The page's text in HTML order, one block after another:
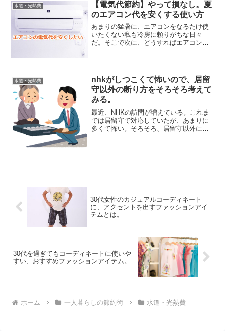
しまのような模様が入って...
水道・光熱費
【電気代節約】やって損なし。夏
のエアコン代を安くする使い方
あまりの猛暑に、エアコンをなるたけ使
いたくない私も冷房に頼りがちな日々
だ。そこで次に、どうすればエアコンの
コンを使えるか、...
水道・光熱費
nhkがしつこくて怖いので、居留
守以外の断り方をそろそろ考えて
みる。
最近、NHKの訪問が増えている。これま
では居留守で対応していたが、あまりに
多くて怖い。そろそろ、居留守以外に訪
30代女性のカジュアルコーディネート
に、アクセントを出すファッションアイ
テムとは。
30代を過ぎてもコーディネートに使いや
すい、おすすめファッションアイテム。
ホーム 一人暮らしの節約術 水道・光熱費